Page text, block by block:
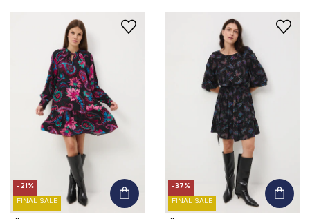
-21%
FINAL SALE
-37%
FINAL SALE